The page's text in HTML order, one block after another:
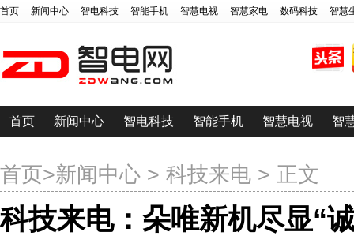
首页 新闻中心 智电科技 智能手机 智慧电视 智慧家电 数码科技 智慧
首页 新闻中心 智电科技 智能手机 智慧电视 智
首页>新闻中心 > 科技来电 > 正文
科技来电：朵唯新机尽显“